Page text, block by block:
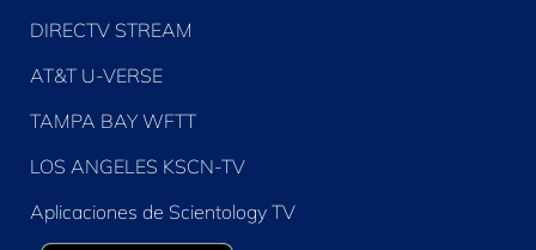
DIRECTV STREAM
AT&T U-VERSE
TAMPA BAY WFTT
LOS ANGELES KSCN-TV
Aplicaciones de Scientology TV